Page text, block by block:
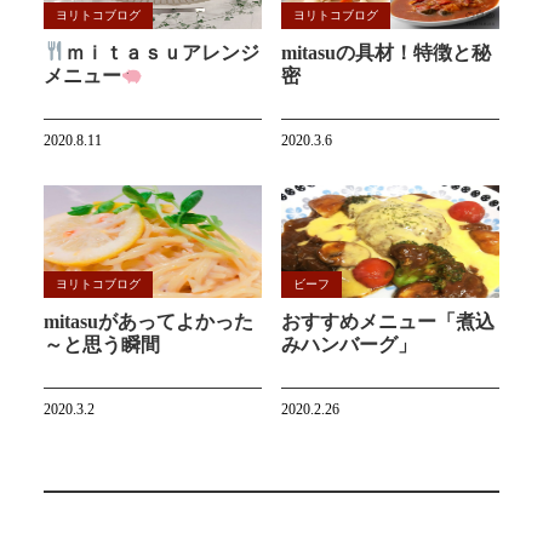
ヨリトコブログ
ｍｉｔａｓｕアレンジ
メニュー
2020.8.11
ヨリトコブログ
mitasuの具材！特徴と秘
密
2020.3.6
ヨリトコブログ
mitasuがあってよかった
～と思う瞬間
2020.3.2
ビーフ
おすすめメニュー「煮込
みハンバーグ」
2020.2.26